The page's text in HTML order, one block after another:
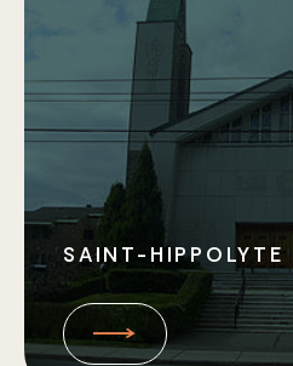
SAINT-HIPPOLYTE